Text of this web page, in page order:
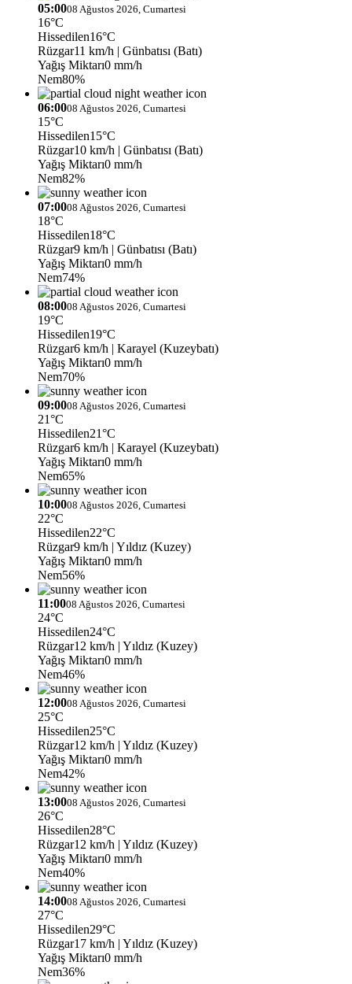
05:0008 Ağustos 2026, Cumartesi
16°C
Hissedilen16°C
Rüzgar11 km/h | Günbatısı (Batı)
Yağış Miktarı0 mm/h
Nem80%
06:0008 Ağustos 2026, Cumartesi
15°C
Hissedilen15°C
Rüzgar10 km/h | Günbatısı (Batı)
Yağış Miktarı0 mm/h
Nem82%
07:0008 Ağustos 2026, Cumartesi
18°C
Hissedilen18°C
Rüzgar9 km/h | Günbatısı (Batı)
Yağış Miktarı0 mm/h
Nem74%
08:0008 Ağustos 2026, Cumartesi
19°C
Hissedilen19°C
Rüzgar6 km/h | Karayel (Kuzeybatı)
Yağış Miktarı0 mm/h
Nem70%
09:0008 Ağustos 2026, Cumartesi
21°C
Hissedilen21°C
Rüzgar6 km/h | Karayel (Kuzeybatı)
Yağış Miktarı0 mm/h
Nem65%
10:0008 Ağustos 2026, Cumartesi
22°C
Hissedilen22°C
Rüzgar9 km/h | Yıldız (Kuzey)
Yağış Miktarı0 mm/h
Nem56%
11:0008 Ağustos 2026, Cumartesi
24°C
Hissedilen24°C
Rüzgar12 km/h | Yıldız (Kuzey)
Yağış Miktarı0 mm/h
Nem46%
12:0008 Ağustos 2026, Cumartesi
25°C
Hissedilen25°C
Rüzgar12 km/h | Yıldız (Kuzey)
Yağış Miktarı0 mm/h
Nem42%
13:0008 Ağustos 2026, Cumartesi
26°C
Hissedilen28°C
Rüzgar12 km/h | Yıldız (Kuzey)
Yağış Miktarı0 mm/h
Nem40%
14:0008 Ağustos 2026, Cumartesi
27°C
Hissedilen29°C
Rüzgar17 km/h | Yıldız (Kuzey)
Yağış Miktarı0 mm/h
Nem36%